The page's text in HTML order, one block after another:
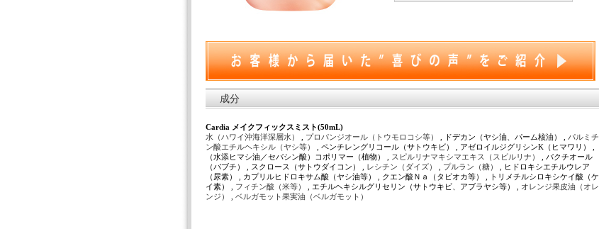
成分
Cardia メイクフィックスミスト(50mL)
水（ハワイ沖海洋深層水）
プロパンジオール（トウモロコシ等） , ドデカン（ヤシ油、パーム核油） ,
パルミチ
ン酸エチルヘキシル（ヤシ等）
, ペンチレングリコール（サトウキビ） , アゼロイルジグリシンK（ヒマワリ） ,
（水添ヒマシ油／セバシン酸）コポリマー（植物） ,
スピルリナマキシマエキス（スピルリナ）
, バクチオール
（バブチ） , スクロース（サトウダイコン） ,
レシチン（ダイズ） プルラン（糖）
, ヒドロキシエチルウレア
（尿素） , カプリルヒドロキサム酸（ヤシ油等） , クエン酸Ｎａ（タピオカ等） , トリメチルシロキシケイ酸（ケ
イ素） ,
フィチン酸（米等） , エチルヘキシルグリセリン（サトウキビ、アブラヤシ等） ,
オレンジ果皮油（オレ
ンジ）
ベルガモット果実油（ベルガモット）